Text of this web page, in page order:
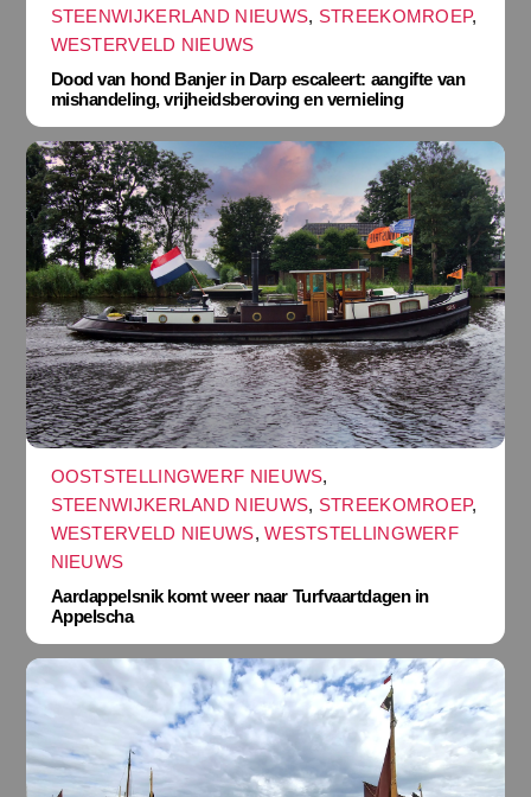
STEENWIJKERLAND NIEUWS, STREEKOMROEP,
WESTERVELD NIEUWS
Dood van hond Banjer in Darp escaleert: aangifte van
mishandeling, vrijheidsberoving en vernieling
OOSTSTELLINGWERF NIEUWS,
STEENWIJKERLAND NIEUWS, STREEKOMROEP,
WESTERVELD NIEUWS,WESTSTELLINGWERF
NIEUWS
Aardappelsnik komt weer naar Turfvaartdagen in
Appelscha